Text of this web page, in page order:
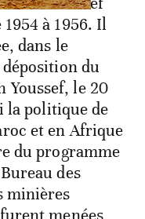
à 1956. Il
dans le
du
Youssef, le 20
la politique de
et en Afrique
du programme
des
minières